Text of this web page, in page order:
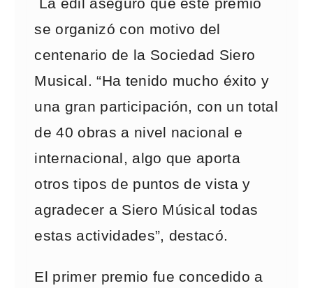
La edil aseguró que este premio
se organizó con motivo del
centenario de la Sociedad Siero
Musical. “Ha tenido mucho éxito y
una gran participación, con un total
de 40 obras a nivel nacional e
internacional, algo que aporta
otros tipos de puntos de vista y
agradecer a Siero Músical todas
estas actividades”, destacó.
El primer premio fue concedido a